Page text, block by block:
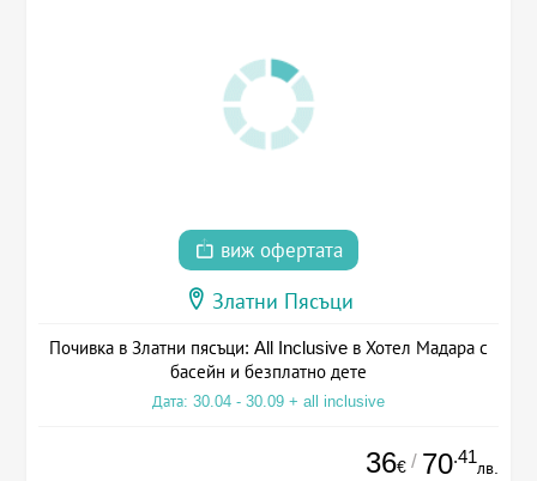
виж офертата
Златни Пясъци
Почивка в Златни пясъци: All Inclusive в Хотел Мадара с
басейн и безплатно дете
Дата: 30.04 - 30.09 + all inclusive
36€ / 70.41
лв.